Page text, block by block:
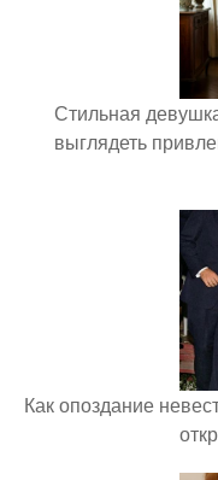
Стильная
выглядеть
Как опоздание